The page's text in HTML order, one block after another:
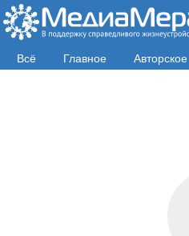
Всё Главное Авторское